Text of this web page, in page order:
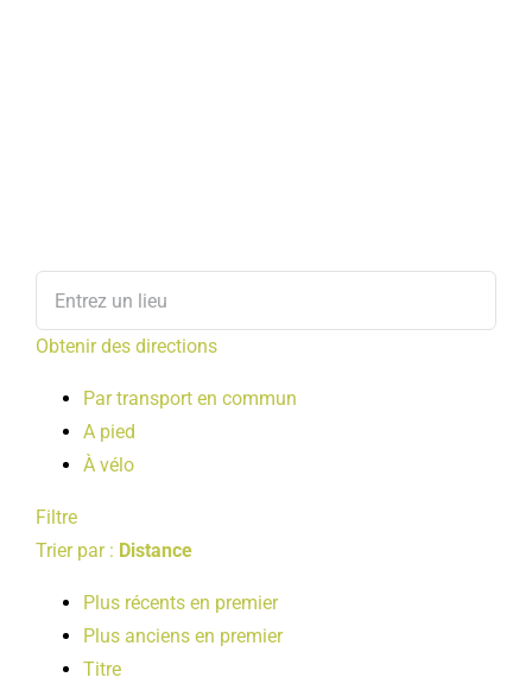
Obtenir des directions
Par transport en commun
A pied
À vélo
Filtre
Trier par : Distance
Plus récents en premier
Plus anciens en premier
Titre